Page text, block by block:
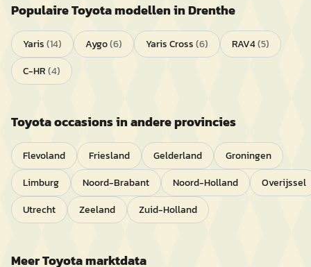
PopulaireToyotamodellen inDrenthe
Yaris(14) Aygo(6) Yaris Cross(6) RAV4(5)
C-HR(4)
Toyotaoccasions in andere provincies
Flevoland Friesland Gelderland
Groningen
Limburg
Noord-Brabant Noord-Holland
Overijssel
Utrecht
Zeeland Zuid-Holland
MeerToyotamarktdata